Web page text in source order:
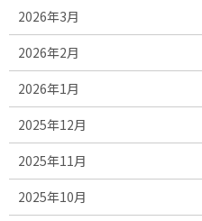
2026年3月
2026年2月
2026年1月
2025年12月
2025年11月
2025年10月